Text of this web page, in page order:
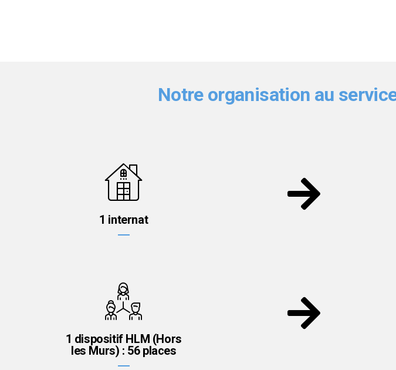
Notre organisation au
1 internat
1 dispositif HLM (Hors
les Murs) : 56 places